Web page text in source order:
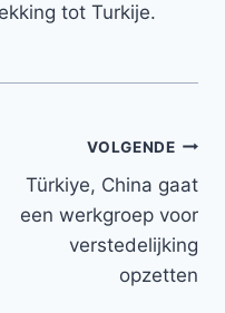
tot Turkije.
VOLGENDE
Türkiye, China gaat
een werkgroep voor
verstedelijking
opzetten